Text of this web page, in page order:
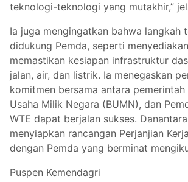
teknologi-teknologi yang mutakhir,”
Ia juga mengingatkan bahwa langkah
didukung Pemda, seperti
memastikan kesiapan infrastruktur
jalan, air, dan listrik. Ia menegaskan
komitmen bersama antara pemerintah
Usaha Milik Negara (BUMN), dan
WTE dapat berjalan sukses.
menyiapkan rancangan Perjanjian
dengan Pemda yang berminat
Puspen Kemendagri